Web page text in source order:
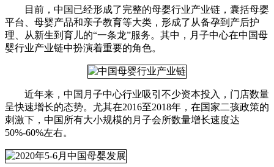
目前，中国已经形成了完整的母婴行业产业链，囊括母婴
平台、母婴产品和亲子教育等大类，形成了从备孕到产后护
理、从新生到育儿的“一条龙”服务。其中，月子中心在中国母
婴行业产业链中扮演着重要的角色。
近年来，中国月子中心行业吸引不少资本投入，门店数量
呈快速增长的态势。尤其在2016至2018年，在国家二孩政策的
刺激下，中国所有大小规模的月子会所数量增长速度达
50%-60%左右。